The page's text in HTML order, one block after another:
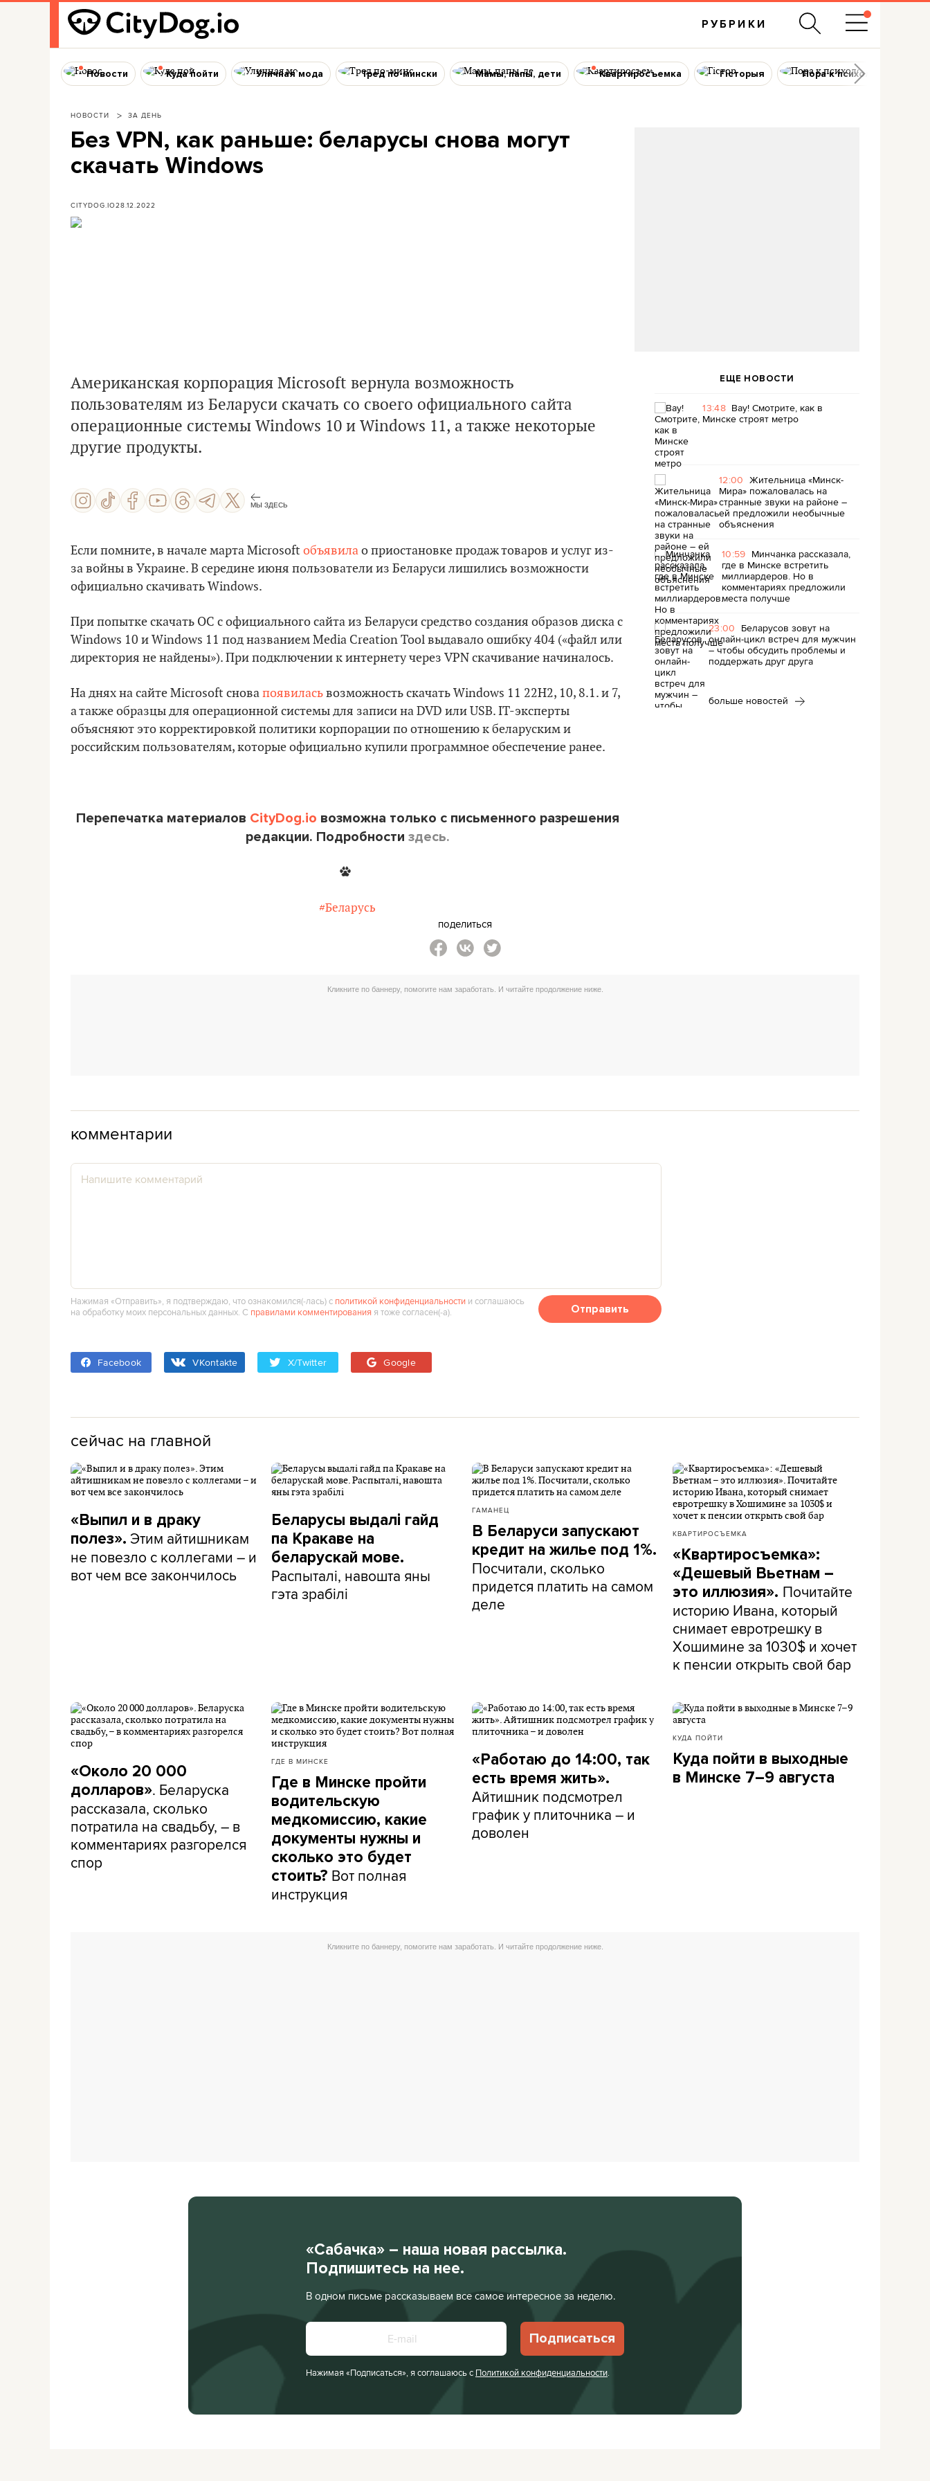
РУБРИКИ
Новости Куда пойти Уличная мода Тред по-мински Мамы, папы, дети Квартиросъемка Гісторыя Пора к психологу
НОВОСТИ ЗА ДЕНЬ
Без VPN, как раньше: беларусы снова могут
скачать Windows
CITYDOG.IO28.12.2022
Американская корпорация Microsoft вернула возможность
пользователям из Беларуси скачать со своего официального сайта
операционные системы Windows 10 и Windows 11, а также некоторые
другие продукты.
МЫ ЗДЕСЬ
Если помните, в начале марта Microsoft объявилао приостановке продаж товаров и услуг из-
за войны в Украине. В середине июня пользователи из Беларуси лишились возможности
официально скачивать Windows.
При попытке скачать ОС с официального сайта из Беларуси средство создания образов диска с
Windows 10 и Windows 11 под названием Media Creation Tool выдавало ошибку 404 («файл или
директория не найдены»). При подключении к интернету через VPN скачивание начиналось.
На днях на сайте Microsoft сновапоявиласьвозможность скачать Windows 11 22H2, 10, 8.1. и 7,
а также образцы для операционной системы для записи на DVD или USB. IT-эксперты
объясняют это корректировкой политики корпорации по отношению к беларуским и
российским пользователям, которые официально купили программное обеспечение ранее.
Перепечатка материалов CityDog.io возможна только с письменного разрешения
редакции. Подробности здесь.
#Беларусь
ЕЩЕ НОВОСТИ
13:48 Вау! Смотрите, как в
Минске строят метро
12:00 Жительница «Минск-
Мира» пожаловалась на
странные звуки на районе –
ей предложили необычные
объяснения
10:59 Минчанка рассказала,
где в Минске встретить
миллиардеров. Но в
комментариях предложили
места получше
23:00 Беларусов зовут на
онлайн-цикл встреч для мужчин
– чтобы обсудить проблемы и
поддержать друг друга
больше новостей
поделиться
комментарии
Нажимая «Отправить», я подтверждаю, что ознакомился(‑лась) с политикой конфиденциальности и соглашаюсь
на обработку моих персональных данных. С правилами комментирования я тоже согласен(‑а). Отправить
Facebook VKontakte X/Twitter Google
сейчас на главной
«Выпил и в драку
полез». Этим айтишникам
не повезло с коллегами – и
вот чем все закончилось
Беларусы выдалі гайд
па Кракаве на
беларускай мове.
Распыталі, навошта яны
гэта зрабілі
ГАМАНЕЦ
В Беларуси запускают
кредит на жилье под 1%.
Посчитали, сколько
придется платить на самом
деле
КВАРТИРОСЪЕМКА
«Квартиросъемка»:
«Дешевый Вьетнам –
это иллюзия». Почитайте
историю Ивана, который
снимает евротрешку в
Хошимине за 1030$ и хочет
к пенсии открыть свой бар
«Около 20 000
долларов». Беларуска
рассказала, сколько
потратила на свадьбу, – в
комментариях разгорелся
спор
ГДЕ В МИНСКЕ
Где в Минске пройти
водительскую
медкомиссию, какие
документы нужны и
сколько это будет
стоить? Вот полная
инструкция
«Работаю до 14:00, так
есть время жить».
Айтишник подсмотрел
график у плиточника – и
доволен
КУДА ПОЙТИ
Куда пойти в выходные
в Минске 7–9 августа
«Сабачка» – наша новая рассылка.
Подпишитесь на нее.
В одном письме рассказываем все самое интересное за неделю.
Подписаться
Нажимая «Подписаться», я соглашаюсь с Политикой конфиденциальности.